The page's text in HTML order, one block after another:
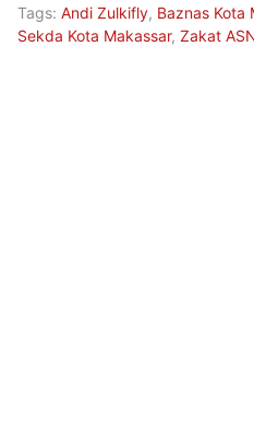
Tags: Andi Zulkifly, Baznas Kota
Sekda Kota Makassar, Zakat